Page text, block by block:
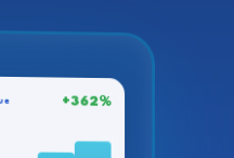
+362%